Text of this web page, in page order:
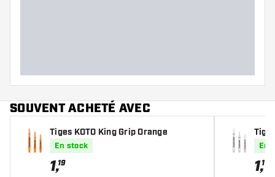
SOUVENT ACHETÉ AVEC
Tiges KOTO King Grip Orange
En stock
1,19
En
1,19